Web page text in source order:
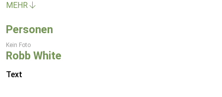
MEHR
Personen
Kein Foto
Robb White
Text